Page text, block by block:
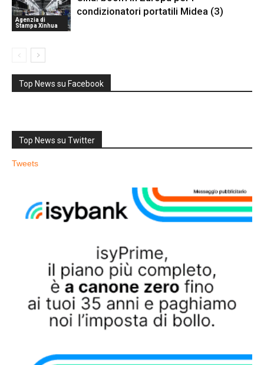
Agenzia di
Stampa Xinhua
condizionatori portatili Midea (3)
Top News su Facebook
Top News su Twitter
Tweets